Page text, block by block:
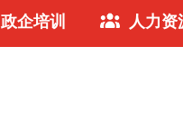
政企培训 人力